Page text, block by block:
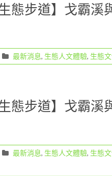
態步道】戈霸溪
最新消息, 生態人文體驗, 生態
態步道】戈霸溪
最新消息, 生態人文體驗, 生態